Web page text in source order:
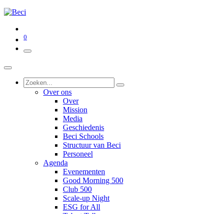
0
Over ons
Over
Mission
Media
Geschiedenis
Beci Schools
Structuur van Beci
Personeel
Agenda
Evenementen
Good Morning 500
Club 500
Scale-up Night
ESG for All